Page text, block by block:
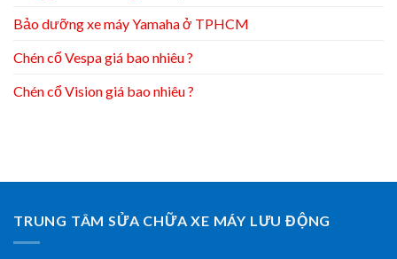
Bảo dưỡng xe máy Yamaha ở TPHCM
Chén cổ Vespa giá bao nhiêu ?
Chén cổ Vision giá bao nhiêu ?
TRUNG TÂM SỬA CHỮA XE MÁY LƯU ĐỘNG